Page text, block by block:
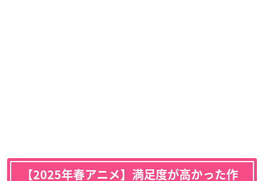
【2025年春アニメ】満足度が高かった作